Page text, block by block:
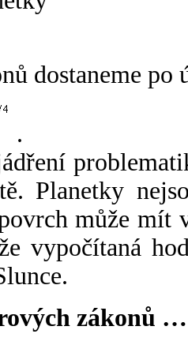
dostaneme po
.
Planetky
může mít
vypočítaná
zákonů …